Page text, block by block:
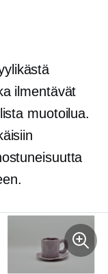
ilmentävät
muotoilua.